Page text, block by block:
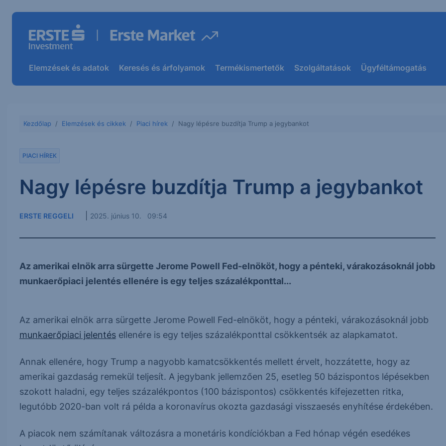
Elemzések és adatok Keresés és árfolyamok Termékismertetők Szolgáltatások Ügyféltámogatás
Kezdőlap Elemzések és cikkek Piaci hírek Nagy lépésre buzdítja Trump a jegybankot
PIACI HÍREK
Nagy lépésre buzdítja Trump a jegybankot
ERSTE REGGELI 2025. június 10. 09:54
Az amerikai elnök arra sürgette Jerome Powell Fed-elnököt, hogy a pénteki, várakozásoknál jobb
munkaerőpiaci jelentés ellenére is egy teljes százalékponttal...
Az amerikai elnök arra sürgette Jerome Powell Fed-elnököt, hogy a pénteki, várakozásoknál jobb
munkaerőpiaci jelentésellenére is egy teljes százalékponttal csökkentsék az alapkamatot.
Annak ellenére, hogy Trump a nagyobb kamatcsökkentés mellett érvelt, hozzátette, hogy az
amerikai gazdaság remekül teljesít. A jegybank jellemzően 25, esetleg 50 bázispontos lépésekben
szokott haladni, egy teljes százalékpontos (100 bázispontos) csökkentés kifejezetten ritka,
legutóbb 2020-ban volt rá példa a koronavírus okozta gazdasági visszaesés enyhítése érdekében.
A piacok nem számítanak változásra a monetáris kondíciókban a Fed hónap végén esedékes